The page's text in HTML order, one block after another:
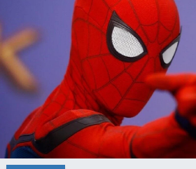
Eğitim
Eğlence
Ekonomi
Forum
Gerçeğin İzinde